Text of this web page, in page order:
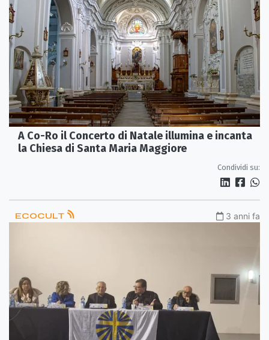
A Co-Ro il Concerto di Natale illumina e incanta
la Chiesa di Santa Maria Maggiore
Condividi su:
ECOCULT 3 anni fa